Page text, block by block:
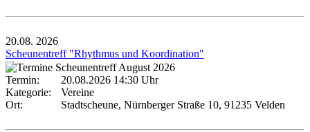
20.08. 2026
Scheunentreff "Rhythmus und Koordination"
Termin:
20.08.2026 14:30 Uhr
Kategorie:
Vereine
Ort:
Stadtscheune, Nürnberger Straße 10, 91235 Velden